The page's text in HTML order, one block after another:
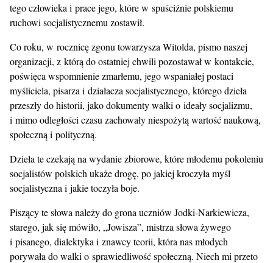
tego człowieka i prace jego, które w spuściźnie polskiemu
ruchowi socjalistycznemu zostawił.
Co roku, w rocznicę zgonu towarzysza Witolda, pismo naszej
organizacji, z którą do ostatniej chwili pozostawał w kontakcie,
poświęca wspomnienie zmarłemu, jego wspaniałej postaci
myśliciela, pisarza i działacza socjalistycznego, którego dzieła
przeszły do historii, jako dokumenty walki o ideały socjalizmu,
i mimo odległości czasu zachowały niespożytą wartość naukową,
społeczną i polityczną.
Dzieła te czekają na wydanie zbiorowe, które młodemu pokoleniu
socjalistów polskich ukaże drogę, po jakiej kroczyła myśl
socjalistyczna i jakie toczyła boje.
Piszący te słowa należy do grona uczniów Jodki-Narkiewicza,
starego, jak się mówiło, „Jowisza”, mistrza słowa żywego
i pisanego, dialektyka i znawcy teorii, która nas młodych
porywała do walki o sprawiedliwość społeczną. Niech mi przeto